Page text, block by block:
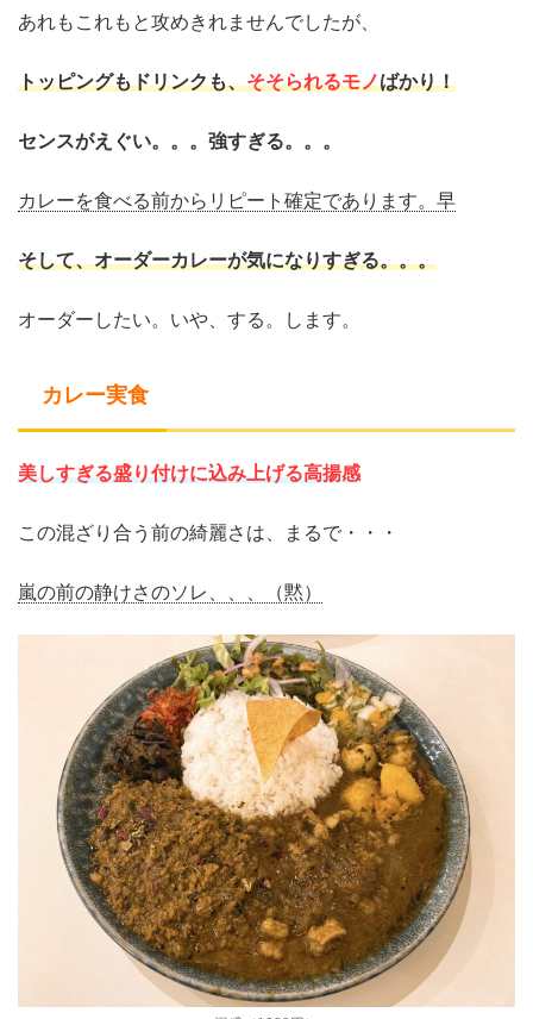
あれもこれもと攻めきれませんでしたが、
トッピングもドリンクも、そそられるモノばかり！
センスがえぐい。。。強すぎる。。。
カレーを食べる前からリピート確定であります。早
そして、オーダーカレーが気になりすぎる。。。
オーダーしたい。いや、する。します。
カレー実食
美しすぎる盛り付けに込み上げる高揚感
この混ざり合う前の綺麗さは、まるで・・・
嵐の前の静けさのソレ、、、（黙）